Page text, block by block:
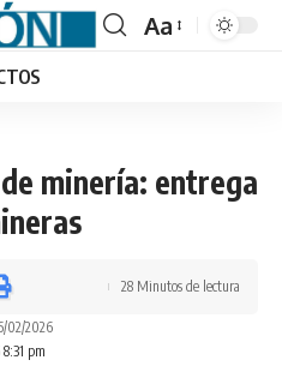
Font
Aa
minería: entrega
pm
02/2026
28 Minutos de lectura